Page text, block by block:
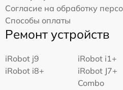
Согласие на обработку
Способы оплаты
Ремонт устройств
iRobot j9
iRobot i1+
iRobot i8+
iRobot J7+
Combo